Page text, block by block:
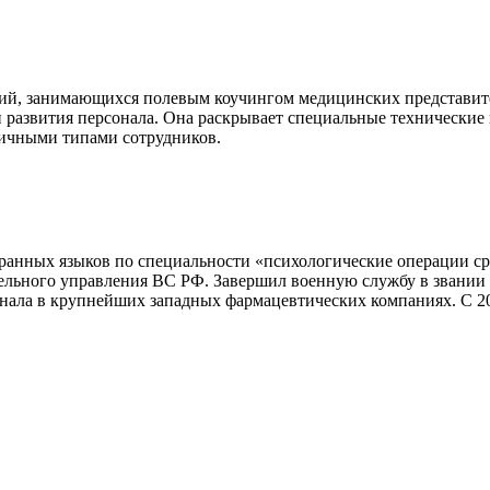
занимающихся полевым коучингом медицинских
персонала. Она раскрывает специальные
типами сотрудников.
языков по специальности «психологические операции
управления ВС РФ. Завершил военную службу в
в крупнейших западных фармацевтических компаниях. С